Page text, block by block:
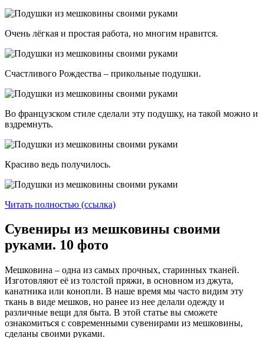
Очень лёгкая и простая работа, но многим нравится.
Счастливого Рождества – прикольные подушки.
Во французском стиле сделали эту подушку, на такой можно и
вздремнуть.
Красиво ведь получилось.
Читать полностью (ссылка)
Сувениры из мешковины своими
руками. 10 фото
Мешковина – одна из самых прочных, старинных тканей.
Изготовляют её из толстой пряжи, в основном из джута,
канатника или конопли. В наше время мы часто видим эту
ткань в виде мешков, но ранее из нее делали одежду и
различные вещи для быта. В этой статье вы сможете
ознакомиться с современными сувенирами из мешковины,
сделаны своими руками.